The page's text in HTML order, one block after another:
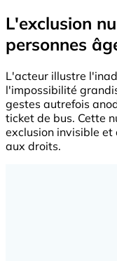
L'exclusion
personnes
L'acteur illustre
l'impossibilité
gestes autrefois
ticket de bus. Cette
exclusion invisible
aux droits.